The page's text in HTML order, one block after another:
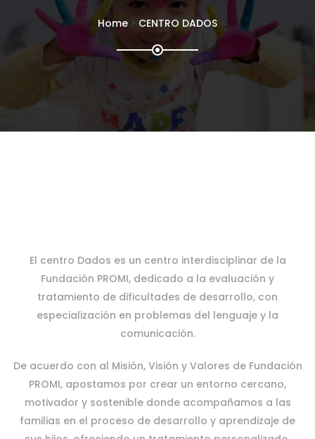
Home CENTRO DADOS
El centro Dados es un centro interdisciplinar de la
Fundación PROMI, dedicado a la evaluación y
tratamiento de dificultades de desarrollo, con
especialización en problemas del lenguaje y la
comunicación.
De acuerdo con al Misión, Visión y Valores de Fundación
PROMI, apostamos por crear un entorno cercano,
motivador y sostenible donde acompañamos a las
familias en el proceso de desarrollo y aprendizaje de